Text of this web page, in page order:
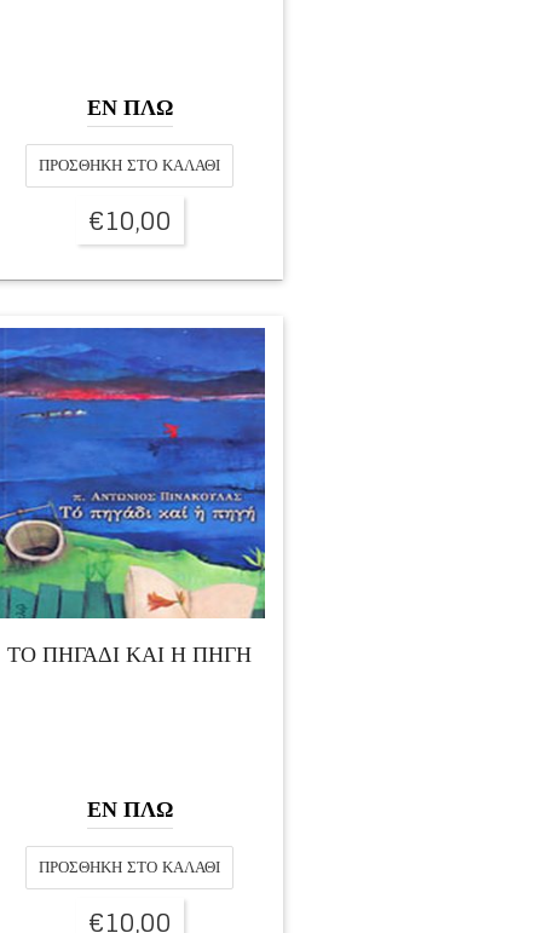
ΕΝ ΠΛΩ
ΠΡΟΣΘΉΚΗ ΣΤΟ ΚΑΛΆΘΙ
€10,00
ΤΟ ΠΗΓΑΔΙ ΚΑΙ Η ΠΗΓΗ
ΕΝ ΠΛΩ
ΠΡΟΣΘΉΚΗ ΣΤΟ ΚΑΛΆΘΙ
€10,00